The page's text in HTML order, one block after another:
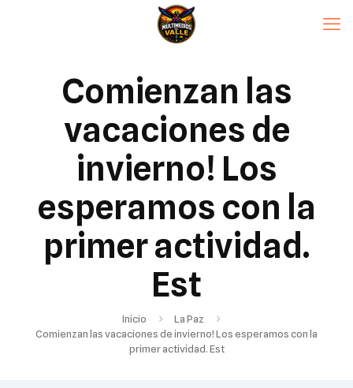
Comienzan las
vacaciones de
invierno! Los
esperamos con la
primer actividad.
Est
Inicio
La Paz
Comienzan las vacaciones de invierno! Los esperamos con la
primer actividad. Est